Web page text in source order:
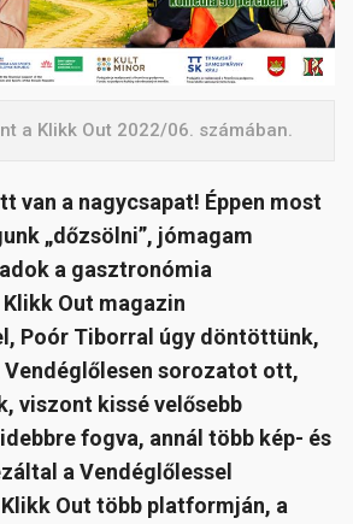
a Klikk Out 2022/06. számában.
van a nagycsapat! Éppen most
„dőzsölni”, jómagam
a gasztronómia
Out magazin
Poór Tiborral úgy döntöttünk,
sorozatot ott,
viszont kissé velősebb
fogva, annál több kép- és
a Vendéglőlessel
Out több platformján, a